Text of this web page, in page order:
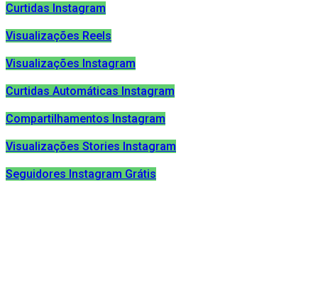
Curtidas Instagram
Visualizações Reels
Visualizações Instagram
Curtidas Automáticas Instagram
Compartilhamentos Instagram
Visualizações Stories Instagram
Seguidores Instagram Grátis